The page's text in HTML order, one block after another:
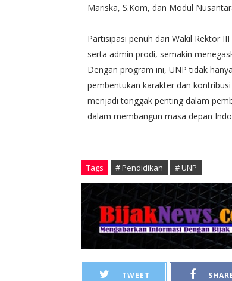
Mariska, S.Kom, dan Modul
Partisipasi penuh dari Wakil Rektor
serta admin prodi, semakin
Dengan program ini, UNP tidak
pembentukan karakter dan
menjadi tonggak penting dalam
dalam membangun masa depan
Tags # Pendidikan # UNP
TWEET